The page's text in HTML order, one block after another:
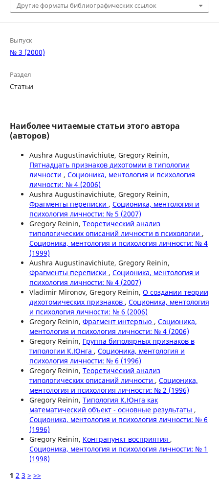
Другие форматы библиографических ссылок
Выпуск
№ 3 (2000)
Раздел
Статьи
Наиболее читаемые статьи этого автора
(авторов)
Aushra Augustinavichiute, Gregory Reinin,
Пятнадцать признаков дихотомии в типологии
личности , Соционика, ментология и психология
личности: № 4 (2006)
Aushra Augustinavichiute, Gregory Reinin,
Фрагменты переписки , Соционика, ментология и
психология личности: № 5 (2007)
Gregory Reinin, Теоретический анализ
типологических описаний личности в психологии ,
Соционика, ментология и психология личности: № 4
(1999)
Aushra Augustinavichiute, Gregory Reinin,
Фрагменты переписки , Соционика, ментология и
психология личности: № 4 (2007)
Vladimir Mironov, Gregory Reinin, О создании теории
дихотомических признаков , Соционика, ментология
и психология личности: № 6 (2006)
Gregory Reinin, Фрагмент интервью , Соционика,
ментология и психология личности: № 4 (2006)
Gregory Reinin, Группа биполярных признаков в
типологии К.Юнга , Соционика, ментология и
психология личности: № 6 (1996)
Gregory Reinin, Теоретический анализ
типологических описаний личности , Соционика,
ментология и психология личности: № 2 (1996)
Gregory Reinin, Типология К.Юнга как
математический объект - основные результаты ,
Соционика, ментология и психология личности: № 6
(1996)
Gregory Reinin, Контрапункт восприятия ,
Соционика, ментология и психология личности: № 1
(1998)
1 2 3 > >>